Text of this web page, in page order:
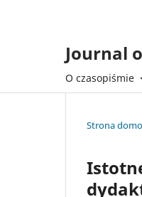
Journal
O czasopiśmie
Strona